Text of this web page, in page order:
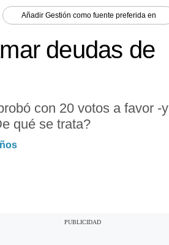
Añadir Gestión como fuente preferida en
deudas de
con 20 votos a favor -y
qué se trata?